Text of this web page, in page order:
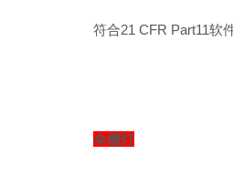
符合21 CFR Part11软
伞棚灯